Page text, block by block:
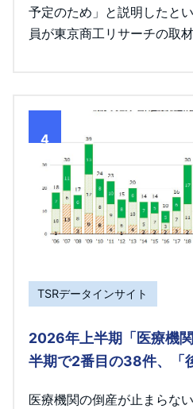
予定のため」と説明したと
員が東京商工リサーチの取材
4
TSRデータインサイト
2026年上半期「医療機
半期で2番目の38件、「
医療機関の倒産が止まらな